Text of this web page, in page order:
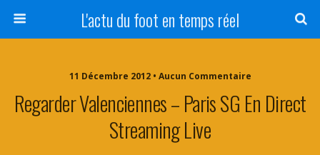
L'actu du foot en temps réel
11 Décembre 2012 • Aucun Commentaire
Regarder Valenciennes – Paris SG En Direct
Streaming Live